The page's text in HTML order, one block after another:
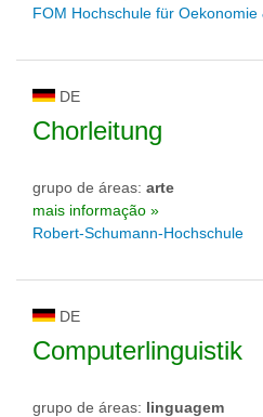
FOM Hochschule für
DE
Chorleitung
grupo de áreas: arte
mais informação »
Robert-Schumann-Hochschule
DE
Computerlinguistik
grupo de áreas: linguagem